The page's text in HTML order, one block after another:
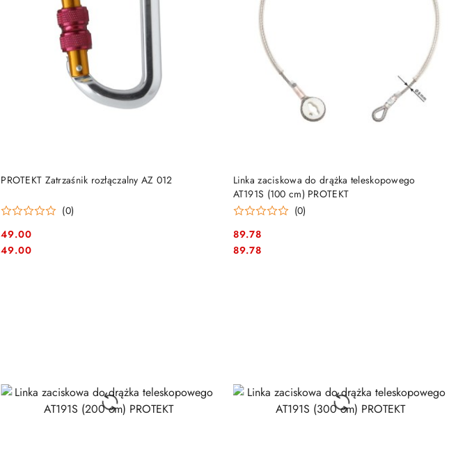
PROTEKT Zatrzaśnik rozłączalny AZ 012
(0)
Cena:
49.00
Cena:
49.00
DO KOSZYKA
Linka zaciskowa do drążka teleskopowego
AT191S (100 cm) PROTEKT
(0)
Cena:
89.78
Cena:
89.78
DO KOSZYKA